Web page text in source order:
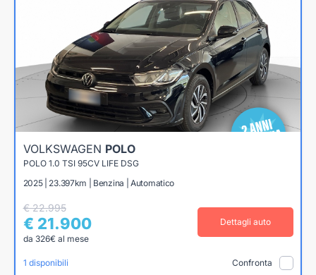
VOLKSWAGEN POLO
POLO 1.0 TSI 95CV LIFE DSG
2025 | 23.397km | Benzina | Automatico
€ 22.995
€ 21.900
da 326€ al mese
Dettagli auto
1 disponibili Confronta